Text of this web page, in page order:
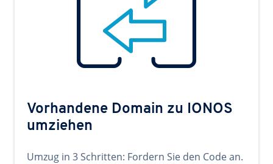
Vorhandene Domain zu IONOS
umziehen
Umzug in 3 Schritten: Fordern Sie den Code an.